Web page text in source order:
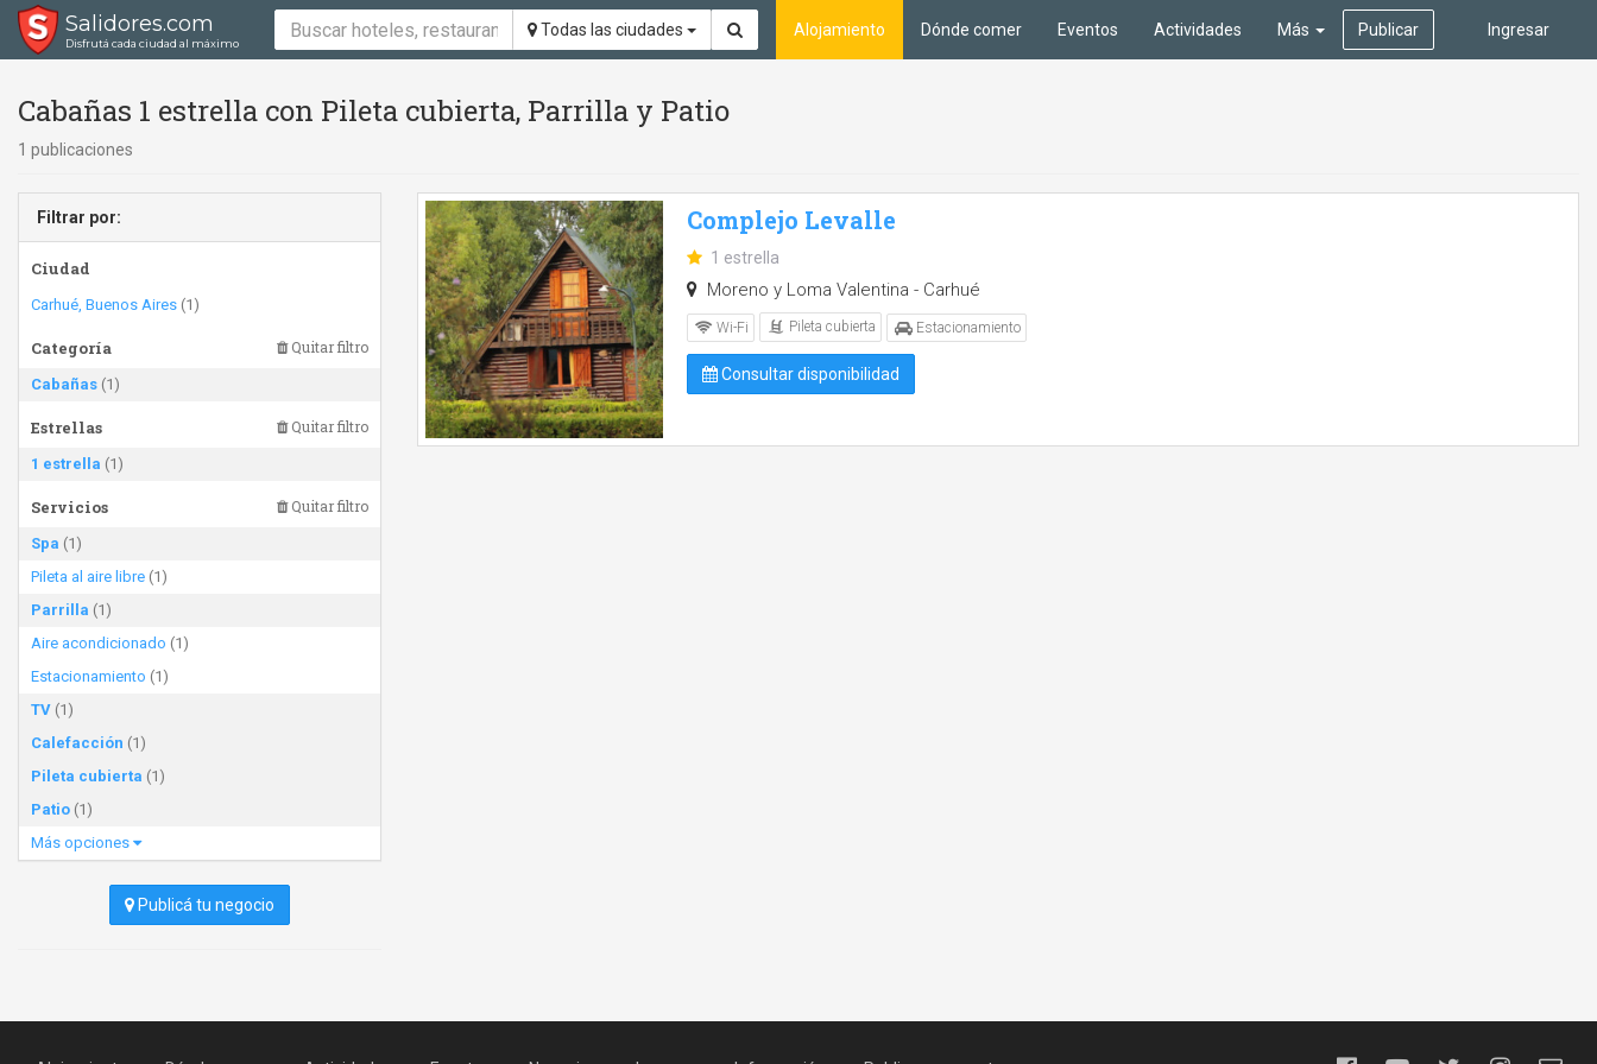
Salidores.com
Disfrutá cada ciudad al máximo
Todas las ciudades Ingresar
Alojamiento Dónde comer Eventos Actividades Más Publicar
Cabañas 1 estrella con Pileta cubierta, Parrilla y Patio
1 publicaciones
Filtrar por:
Ciudad
Carhué, Buenos Aires (1)
Categoría Quitar filtro
Cabañas (1)
Estrellas Quitar filtro
1 estrella (1)
Servicios Quitar filtro
Spa (1)
Pileta al aire libre (1)
Parrilla (1)
Aire acondicionado (1)
Estacionamiento (1)
TV (1)
Calefacción (1)
Pileta cubierta (1)
Patio (1)
Más opciones
Publicá tu negocio
Complejo Levalle
1 estrella
Moreno y Loma Valentina - Carhué
Wi-Fi Pileta cubierta Estacionamiento
Consultar disponibilidad